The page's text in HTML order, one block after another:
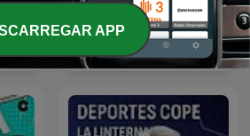
Tiempo de Juego
APP